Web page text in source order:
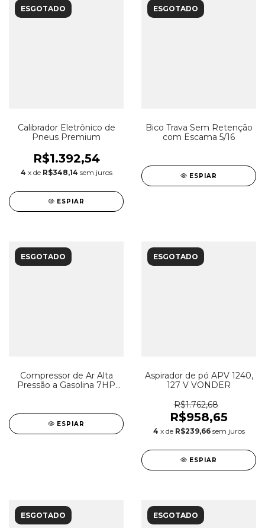
ESGOTADO
Calibrador Eletrônico de
Pneus Premium
R$1.392,54
4 x de R$348,14 sem juros
ESPIAR
ESGOTADO
Bico Trava Sem Retenção
com Escama 5/16
ESPIAR
ESGOTADO
Compressor de Ar Alta
Pressão a Gasolina 7HP
ESPIAR
ESGOTADO
Aspirador de pó APV 1240,
127 V VONDER
R$1.762,68
R$958,65
4 x de R$239,66 sem juros
ESPIAR
ESGOTADO ESGOTADO